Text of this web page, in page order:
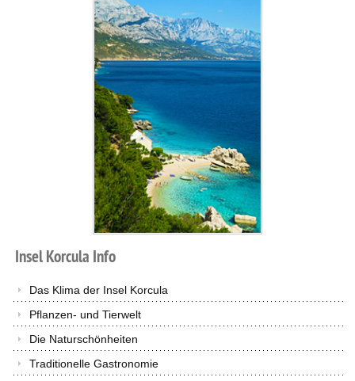
InselKorcula Info
Das Klima der Insel Korcula
Pflanzen- und Tierwelt
Die Naturschönheiten
Traditionelle Gastronomie